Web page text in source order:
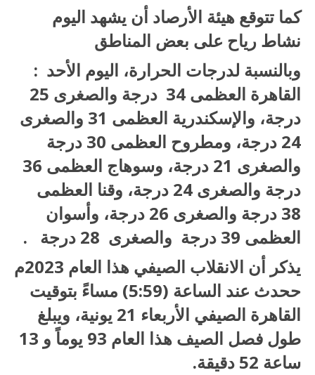
كما تتوقع هيئة الأرصاد أن يشهد اليوم
نشاط رياح على بعض المناطق
وبالنسبة لدرجات الحرارة، اليوم الأحد :
القاهرة العظمى 34 درجة والصغرى 25
درجة، والإسكندرية العظمى 31 والصغرى
24 درجة، ومطروح العظمى 30 درجة
والصغرى 21 درجة، وسوهاج العظمى 36
درجة والصغرى 24 درجة، وقنا العظمى
38 درجة والصغرى 26 درجة، وأسوان
العظمى 39 درجة والصغرى 28 درجة .
يذكر أن الانقلاب الصيفي هذا العام 2023م
ححدث عند الساعة (5:59) مساءً بتوقيت
القاهرة الصيفي الأربعاء 21 يونية، ويبلغ
طول فصل الصيف هذا العام 93 يوماً و 13
ساعة 52 دقيقة.